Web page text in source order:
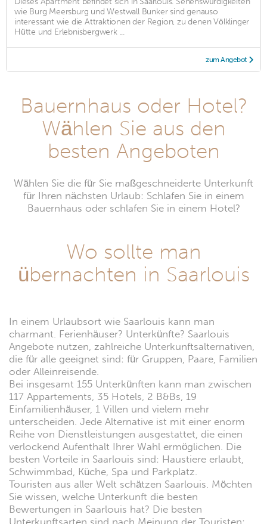
wie Burg Meersburg und Westwall Bunker sind genauso
interessant wie die Attraktionen der Region, zu denen Völklinger
Hütte und Erlebnisbergwerk ...
zum Angebot
Bauernhaus oder Hotel?
Wählen Sie aus den
besten Angeboten
Wählen Sie die für Sie maßgeschneiderte Unterkunft
für Ihren nächsten Urlaub: Schlafen Sie in einem
Bauernhaus oder schlafen Sie in einem Hotel?
Wo sollte man
übernachten in Saarlouis
In einem Urlaubsort wie Saarlouis kann man
charmant. Ferienhäuser? Unterkünfte? Saarlouis
Angebote nutzen, zahlreiche Unterkunftsalternativen,
die für alle geeignet sind: für Gruppen, Paare, Familien
oder Alleinreisende.
Bei insgesamt 155 Unterkünften kann man zwischen
117 Appartements, 35 Hotels, 2 B&Bs, 19
Einfamilienhäuser, 1 Villen und vielem mehr
unterscheiden. Jede Alternative ist mit einer enorm
Reihe von Dienstleistungen ausgestattet, die einen
verlockend Aufenthalt Ihrer Wahl ermöglichen. Die
besten Vorteile in Saarlouis sind: Haustiere erlaubt,
Schwimmbad, Küche, Spa und Parkplatz.
Touristen aus aller Welt schätzen Saarlouis. Möchten
Sie wissen, welche Unterkunft die besten
Bewertungen in Saarlouis hat? Die besten